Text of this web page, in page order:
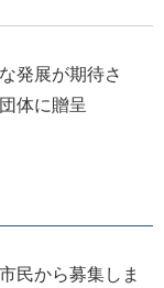
発展が期待さ
体に贈呈
民から募集しま